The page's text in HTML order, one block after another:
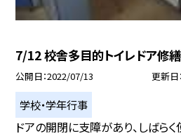
7/12 校舎多目的トイレドア修繕
公開日 2022/07/13 更新日
学校・学年行事
ドアの開閉に支障があり、しばら